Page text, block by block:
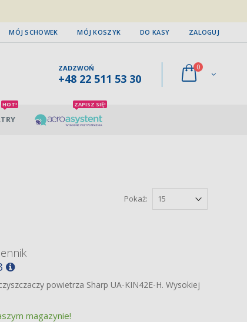
MÓJ SCHOWEK MÓJ KOSZYK DO KASY ZALOGUJ
ZADZWOŃ
+48 22 511 53 30
0
HOT! ZAPISZ SIĘ!
Pokaż:
powietrza Sharp UA-KIN42E-H. Wysokiej
magazynie!